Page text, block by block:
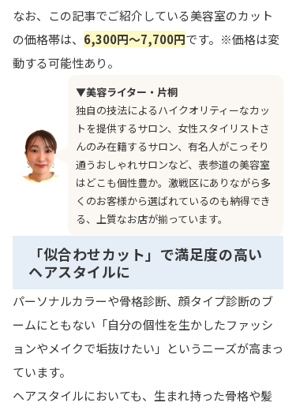
なお、この記事でご紹介している美容室のカット
の価格帯は、 6,300円〜7,700円です。※価格は変
動する可能性あり。
▼美容ライター・片桐
独自の技法によるハイクオリティーなカッ
トを提供するサロン、女性スタイリストさ
んのみ在籍するサロン、有名人がこっそり
通うおしゃれサロンなど、表参道の美容室
はどこも個性豊か。激戦区にありながら多
くのお客様から選ばれているのも納得でき
る、上質なお店が揃っています。
「似合わせカット」で満足度の高い
ヘアスタイルに
パーソナルカラーや骨格診断、顔タイプ診断のブ
ームにともない「自分の個性を生かしたファッシ
ョンやメイクで垢抜けたい」というニーズが高まっ
ています。
ヘアスタイルにおいても、生まれ持った骨格や髪